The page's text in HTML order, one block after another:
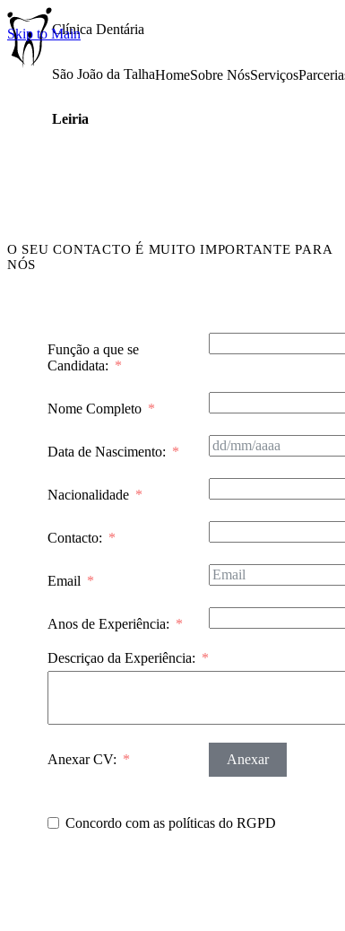
Skip to MainClínica Dentária
São João da Talha
Leiria
HomeSobre NósServiços
O SEU CONTACTO É MUITO IMPORTANTE PARA
NÓS
Função a que se
Candidata:
Nome Completo
Data de Nascimento:
Nacionalidade
Contacto:
Email
Anos de Experiência:
Descriçao da Experiência:
Anexar CV: Anexar
Concordo com as políticas do RGPD